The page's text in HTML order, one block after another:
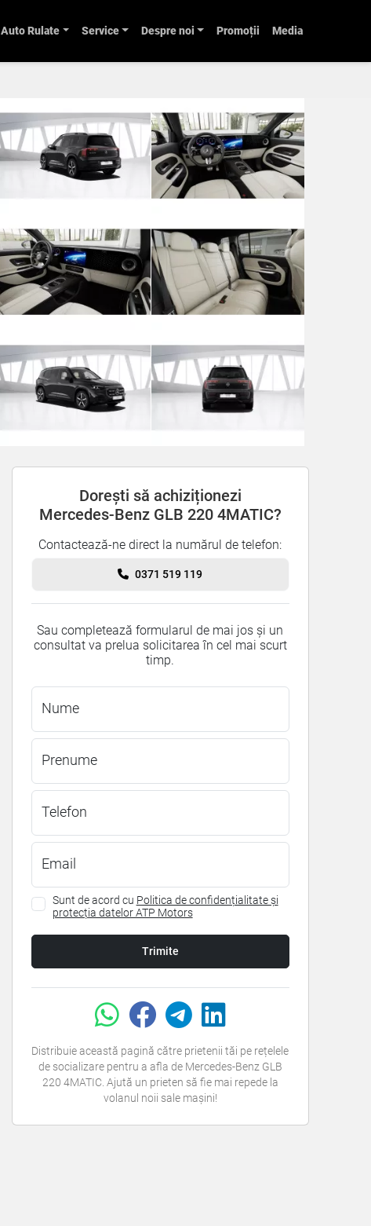
Auto Rulate Service Despre noi Promoții Media
Dorești să achiziționezi
Mercedes-Benz GLB 220 4MATIC?
Contactează-ne direct la numărul de telefon:
0371 519 119
Sau completează formularul de mai jos și un
consultat va prelua solicitarea în cel mai scurt
timp.
Nume
Prenume
Telefon
Email
Sunt de acord cu Politica de confidențialitate și
protecția datelor ATP Motors
Trimite
Distribuie această pagină către prietenii tăi pe rețelele
de socializare pentru a afla de Mercedes-Benz GLB
220 4MATIC. Ajută un prieten să fie mai repede la
volanul noii sale mașini!